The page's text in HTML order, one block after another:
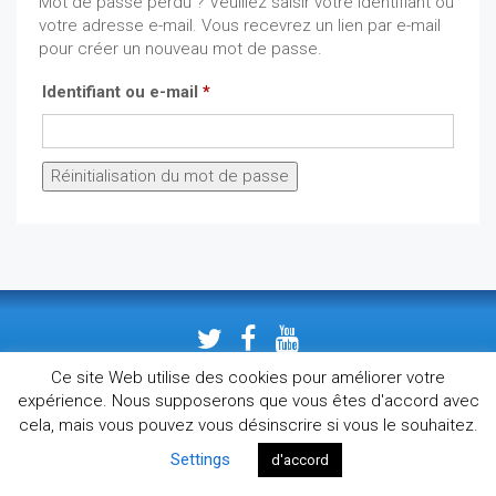
votre adresse e-mail. Vous recevrez un lien par e-mail
pour créer un nouveau mot de passe.
Identifiant ou e-mail *Obligatoire
Réinitialisation du mot de passe
Politique de confidentialité| © epupi 2020
Ce site Web utilise des cookies pour améliorer votre
expérience. Nous supposerons que vous êtes d'accord avec
cela, mais vous pouvez vous désinscrire si vous le souhaitez.
Settings
d'accord